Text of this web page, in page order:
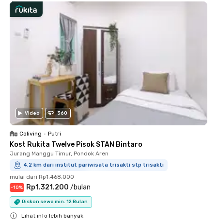
Video 360
Coliving • Putri
Kost Rukita Twelve Pisok STAN Bintaro
Jurang Manggu Timur, Pondok Aren
4.2 km dari institut pariwisata trisakti stp trisakti
mulai dari Rp1.468.000
-10% Rp1.321.200 /bulan
Diskon sewa min. 12 Bulan
Lihat info lebih banyak